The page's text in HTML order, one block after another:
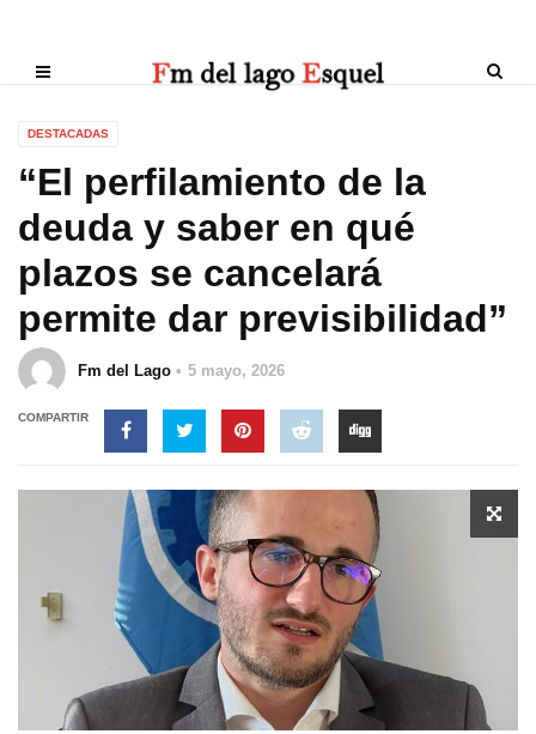
DESTACADAS
“El perfilamiento de la
deuda y saber en qué
plazos se cancelará
permite dar previsibilidad”
Fm del Lago 5 mayo, 2026
COMPARTIR